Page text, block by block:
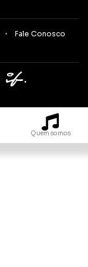
Fale Conosco
Quem somos